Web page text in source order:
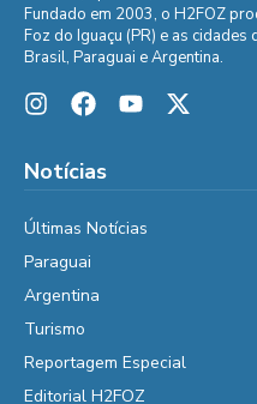
Fundado em 2003, o H2FOZ
Foz do Iguaçu (PR) e as
Brasil, Paraguai e Argentina.
Notícias
Últimas Notícias
Paraguai
Argentina
Turismo
Reportagem Especial
Editorial H2FOZ